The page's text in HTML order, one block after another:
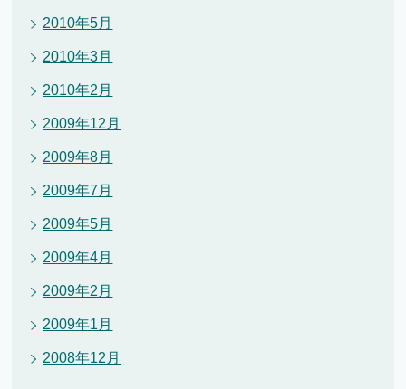
2010年5月
2010年3月
2010年2月
2009年12月
2009年8月
2009年7月
2009年5月
2009年4月
2009年2月
2009年1月
2008年12月